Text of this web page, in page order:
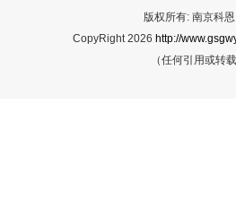
版权所有: 南京科
CopyRight 2026 http://
（任何引用或转